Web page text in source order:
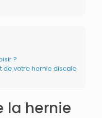
?
de votre hernie discale
la hernie